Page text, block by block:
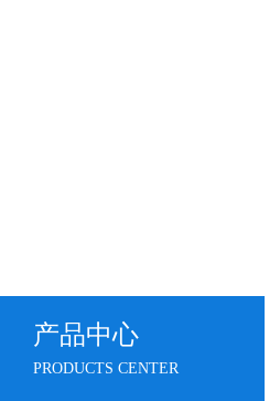
产品中心
PRODUCTS CENTER